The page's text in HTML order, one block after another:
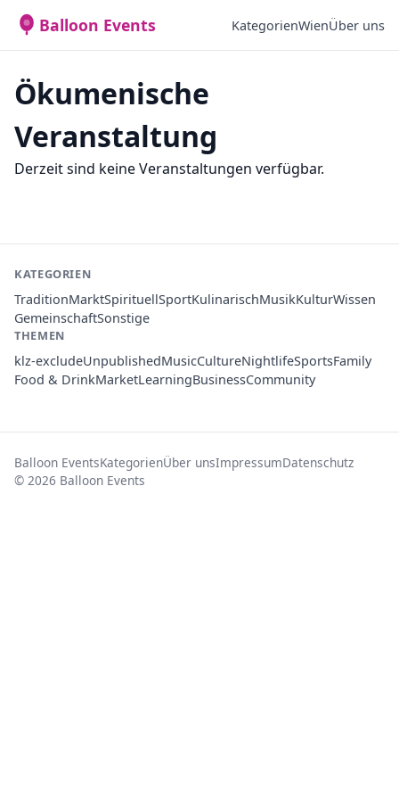
Balloon Events KategorienWienÜber uns
Ökumenische
Veranstaltung
Derzeit sind keine Veranstaltungen verfügbar.
KATEGORIEN
TraditionMarktSpirituellSportKulinarischMusikKulturWissen
GemeinschaftSonstige
THEMEN
klz-excludeUnpublishedMusicCultureNightlifeSportsFamily
Food & DrinkMarketLearningBusinessCommunity
Balloon EventsKategorienÜber unsImpressumDatenschutz
© 2026 Balloon Events